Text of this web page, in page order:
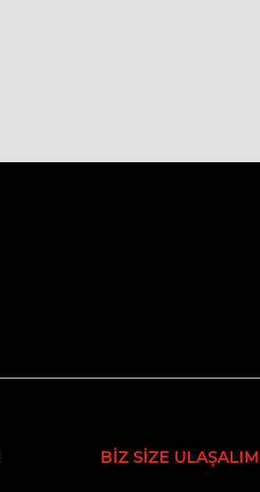
BIZ SIZE ULAŞALIM